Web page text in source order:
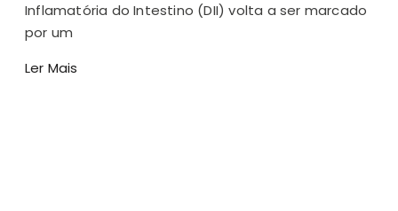
Inflamatória do Intestino (DII) volta a ser marcado
por um
Ler Mais